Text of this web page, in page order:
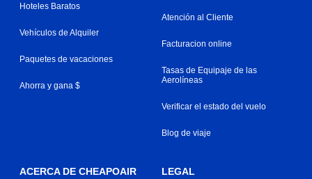
Hoteles Baratos
Vehículos de Alquiler
Paquetes de vacaciones
Ahorra y gana $
Atención al Cliente
Facturacion online
Tasas de Equipaje de las
Aerolíneas
Verificar el estado del vuelo
Blog de viaje
ACERCA DE CHEAPOAIR LEGAL